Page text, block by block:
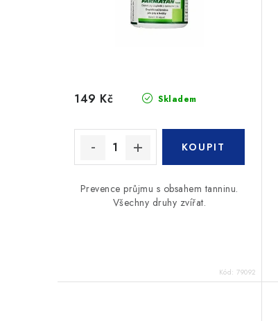
Skladem
149 Kč
Prevence průjmu s obsahem tanninu.
Všechny druhy zvířat.
Kód: 79092